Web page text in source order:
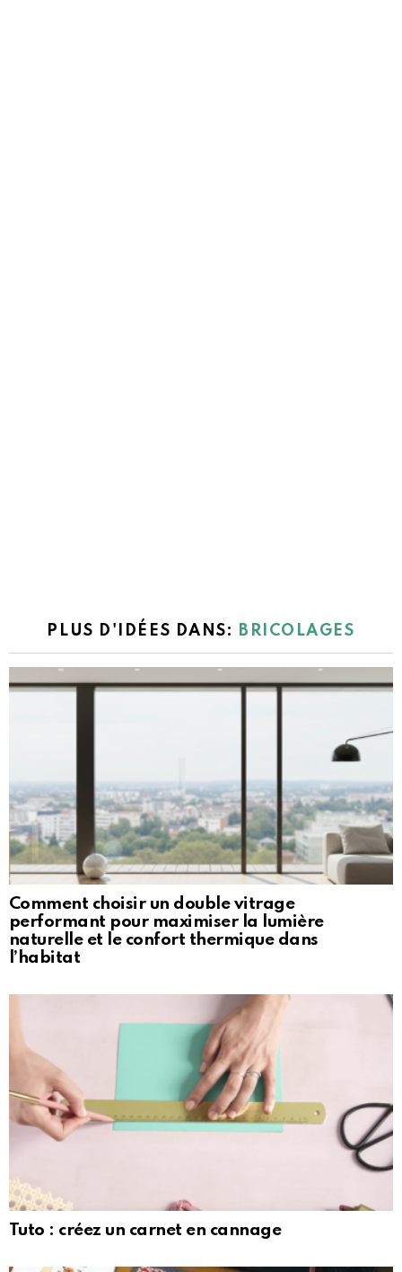
PLUS D'IDÉES DANS: BRICOLAGES
Comment choisir un double vitrage
performant pour maximiser la lumière
naturelle et le confort thermique dans
l’habitat
Tuto : créez un carnet en cannage